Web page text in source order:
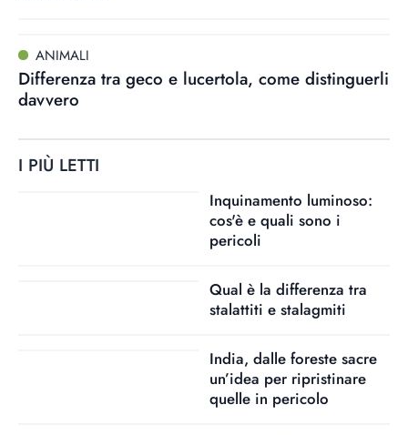
ANIMALI
Differenza tra geco e lucertola, come distinguerli
davvero
I PIÙ LETTI
Inquinamento luminoso:
cos'è e quali sono i
pericoli
Qual è la differenza tra
stalattiti e stalagmiti
India, dalle foreste sacre
un’idea per ripristinare
quelle in pericolo